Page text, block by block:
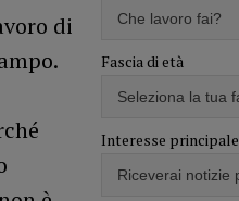
di
Fascia di età
Interesse principale